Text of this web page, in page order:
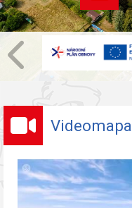
Videomapa